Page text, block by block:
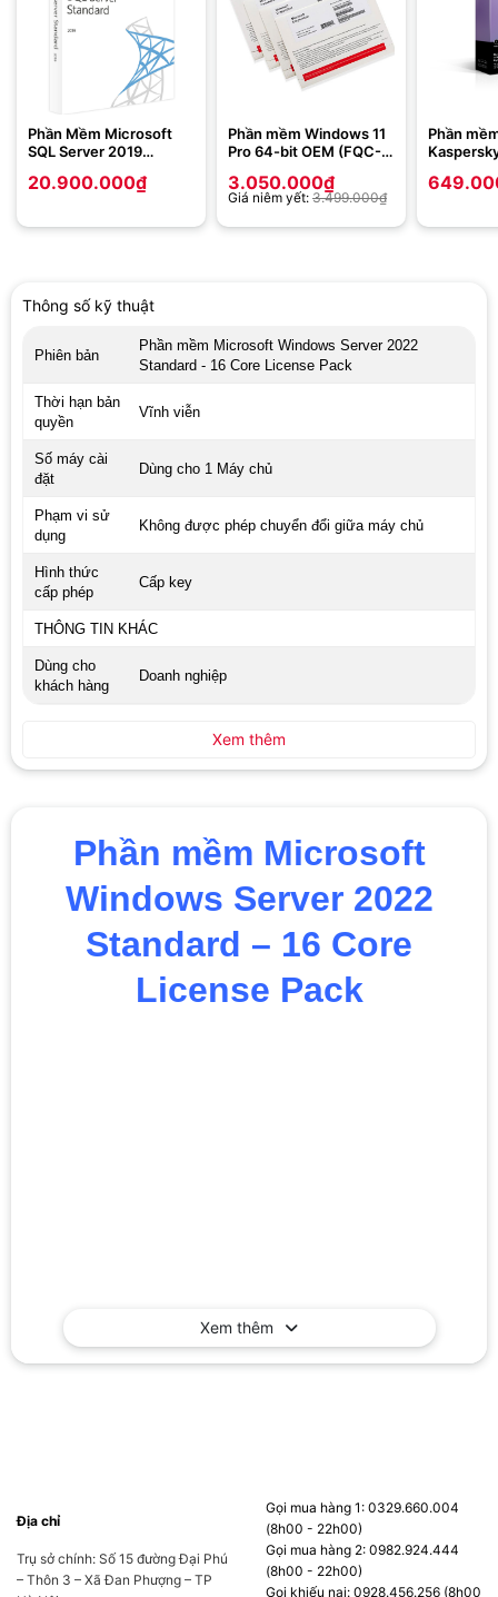
Phần Mềm Microsoft
SQL Server 2019
20.900.000₫
Phần mềm Windows 11
Pro 64-bit OEM (FQC-
Eng Intl 1pk DSP OEI
DVD)
3.050.000₫
Giá niêm yết: 3.499.000₫
Phần
Phần mềm Microsoft
Windows Server 2022
Standard – 16 Core
License Pack
Xem thêm
Thông số kỹ thuật
Phiên bản
Phần mềm Microsoft Windows Server 2022
Standard - 16 Core License Pack
Thời hạn bản
quyền
Vĩnh viễn
Số máy cài
đặt
Dùng cho 1 Máy chủ
Phạm vi sử
dụng
Không được phép chuyển đổi giữa máy chủ
Hình thức
cấp phép
Cấp key
THÔNG TIN KHÁC
Dùng cho
khách hàng
Doanh nghiệp
Xem thêm
Địa chỉ
Trụ sở chính: Số 15 đường Đại Phú
– Thôn 3 – Xã Đan Phượng – TP
Gọi mua hàng 1: 0329.660.004
(8h00 - 22h00)
Gọi mua hàng 2: 0982.924.444
(8h00 - 22h00)
Gọi khiếu nại: 0928.456.256 (8h00